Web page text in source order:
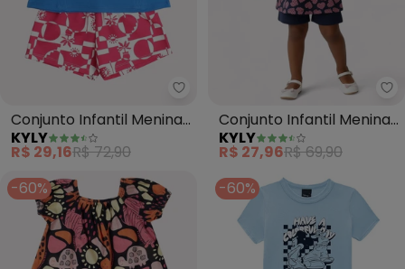
Kyly - Conjunto Infantil Menina
Conjunto Infantil Menina
Tropical (Azul)
KYLY
R$ 29,16R$ 72,90
Conjunto Infantil Menina
Decote U (Azul)
KYLY
R$ 27,96R$ 69,90
-60%
-60%